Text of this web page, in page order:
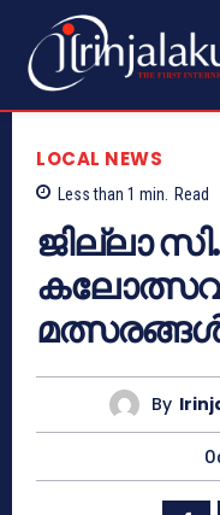
LOCAL NEWS
Less than 1 min. Read
ജില്ലാ
By